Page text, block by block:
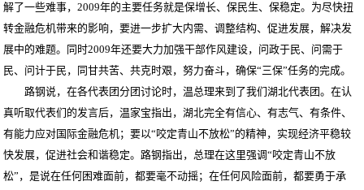
解了一些难事，2009年的主要任务就是保增长、保民生、保稳定。为尽快扭
转金融危机带来的影响，要进一步扩大内需、调整结构、促进发展，解决发
展中的难题。同时2009年还要大力加强干部作风建设，问政于民、问需于
民、问计于民，同甘共苦、共克时艰，努力奋斗，确保“三保”任务的完成。
路钢说，在各代表团分团讨论时，温总理来到了我们湖北代表团。在认
真听取代表们的发言后，温家宝指出，湖北完全有信心、有志气、有条件、
有能力应对国际金融危机；要以“咬定青山不放松”的精神，实现经济平稳较
快发展，促进社会和谐稳定。路钢指出，总理在这里强调“咬定青山不放
松”，是说在任何困难面前，都要毫不动摇；在任何风险面前，都要勇于承